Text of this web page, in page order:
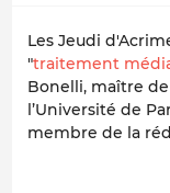
Les Jeudi
"traitement
Bonelli, maître
l’Université de
membre de la